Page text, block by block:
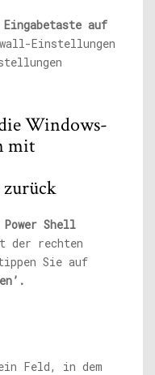
Eingabetaste auf
Einstellungen
Windows-
mit
zurück
Power Shell
der rechten
Sie auf
Feld, in dem